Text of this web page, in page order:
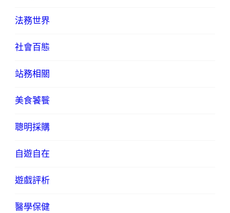
法務世界
社會百態
站務相關
美食饕餮
聰明採購
自遊自在
遊戲評析
醫學保健